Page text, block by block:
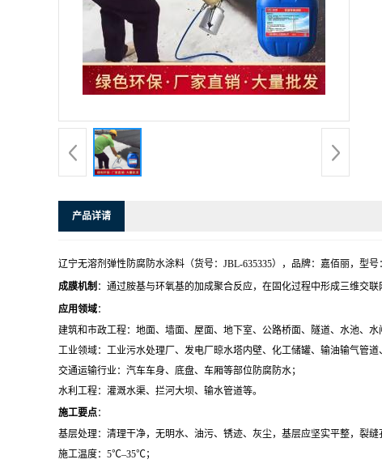
产品详请
辽宁无溶剂弹性防腐防水涂料（货号：JBL-635335），品牌：嘉佰丽，型
成膜机制 ：通过胺基与环氧基的加成聚合反应，在固化过程中形成三维交
应用领域：
建筑和市政工程：地面、墙面、屋面、地下室、公路桥面、隧道、水池、水
工业领域：工业污水处理厂、发电厂晾水塔内壁、化工储罐、输油输气管道
交通运输行业：汽车车身、底盘、车厢等部位防腐防水；
水利工程：灌溉水渠、拦河大坝、输水管道等。
施工要点：
基层处理：清理干净，无明水、油污、锈迹、灰尘，基层应坚实平整，裂缝
施工温度：5℃–35℃；